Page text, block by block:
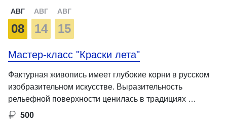
АВГ
08
АВГ
14
АВГ
15
Мастер-класс "Краски лета"
Фактурная живопись имеет глубокие корни в русском
изобразительном искусстве. Выразительность
рельефной поверхности ценилась в традициях …
500